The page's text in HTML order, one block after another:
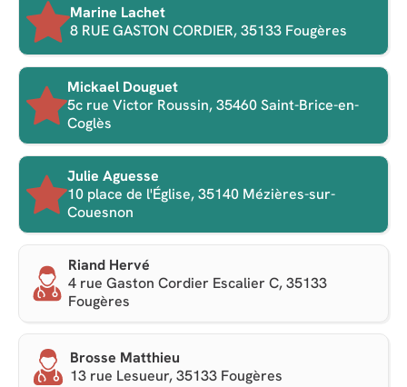
Marine Lachet
8 RUE GASTON CORDIER, 35133 Fougères
Mickael Douguet
5c rue Victor Roussin, 35460 Saint-Brice-en-
Coglès
Julie Aguesse
10 place de l'Église, 35140 Mézières-sur-
Couesnon
Riand Hervé
4 rue Gaston Cordier Escalier C, 35133
Fougères
Brosse Matthieu
13 rue Lesueur, 35133 Fougères